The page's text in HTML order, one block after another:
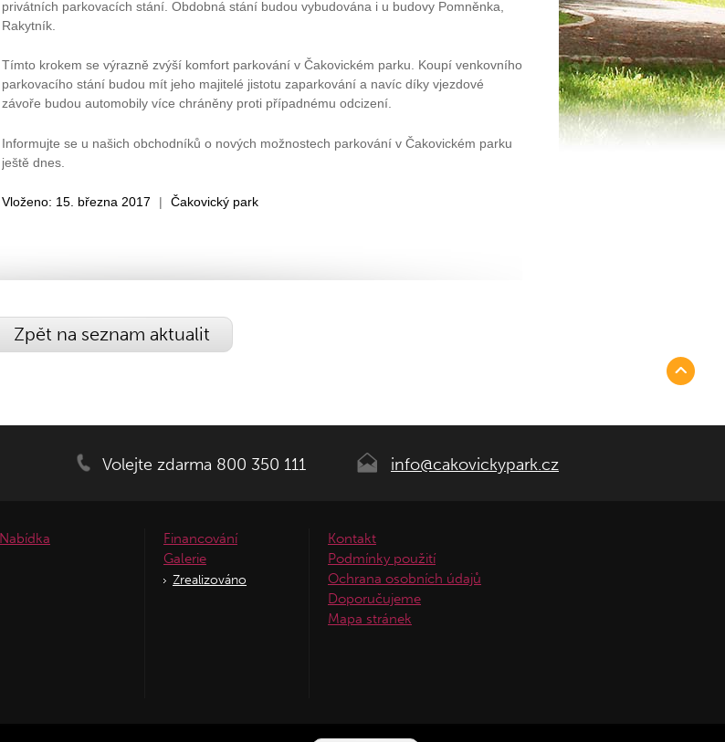
privátních parkovacích stání. Obdobná stání budou vybudována i u budovy Pomněnka,
Rakytník.
Tímto krokem se výrazně zvýší komfort parkování v Čakovickém parku. Koupí venkovního
parkovacího stání budou mít jeho majitelé jistotu zaparkování a navíc díky vjezdové
závoře budou automobily více chráněny proti případnému odcizení.
Informujte se u našich obchodníků o nových možnostech parkování v Čakovickém parku
ještě dnes.
Vloženo: 15. března 2017 | Čakovický park
Zpět na seznam aktualit
Volejte zdarma 800 350 111 info@cakovickypark.cz
Nabídka
Financování
Galerie
Zrealizováno
Kontakt
Podmínky použití
Ochrana osobních údajů
Doporučujeme
Mapa stránek